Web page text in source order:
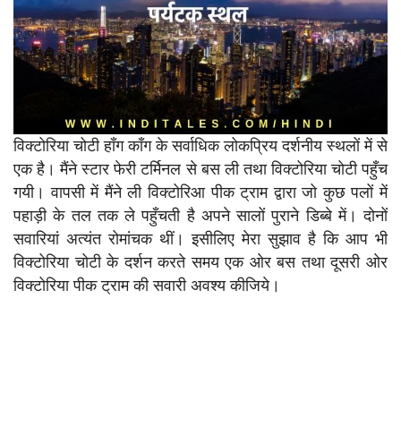
विक्टोरिया चोटी हाँग काँग के सर्वाधिक लोकप्रिय दर्शनीय स्थलों में से
एक है। मैंने स्टार फेरी टर्मिनल से बस ली तथा विक्टोरिया चोटी पहुँच
गयी। वापसी में मैंने ली विक्टोरिआ पीक ट्राम द्वारा जो कुछ पलों में
पहाड़ी के तल तक ले पहुँचती है अपने सालों पुराने डिब्बे में। दोनों
सवारियां अत्यंत रोमांचक थीं। इसीलिए मेरा सुझाव है कि आप भी
विक्टोरिया चोटी के दर्शन करते समय एक ओर बस तथा दूसरी ओर
विक्टोरिया पीक ट्राम की सवारी अवश्य कीजिये।